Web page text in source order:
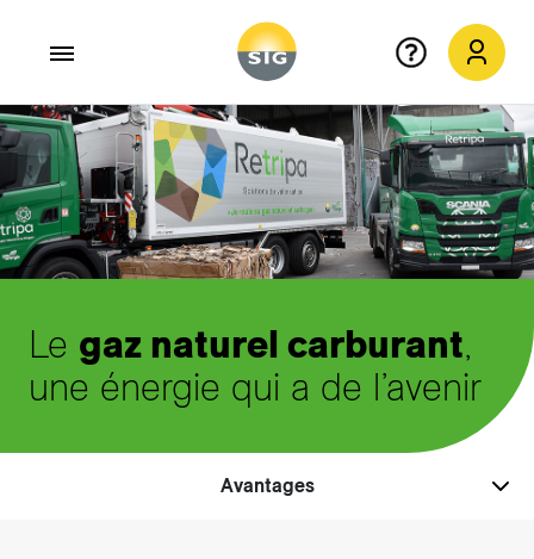
Aller au contenu principal
Le gaz naturel carburant,
une énergie qui a de l’avenir
Avantages